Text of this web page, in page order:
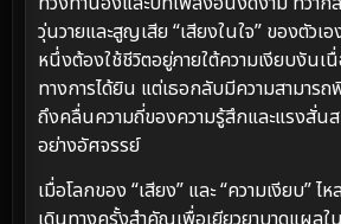
วุ่นวายและสูญเสีย “เสียงในใจ” ของตัว
หนึ่งต้องใช้ชีวิตอยู่ภายใต้ความเงียบงันเ
ทางการได้ยิน แต่เธอกลับมีความสามาร
ถึงคลื่นความถี่ของความรู้สึกและแรงสั่นส
อย่างอัศจรรย์
เมื่อโลกของ “เสียง” และ “ความเงียบ”